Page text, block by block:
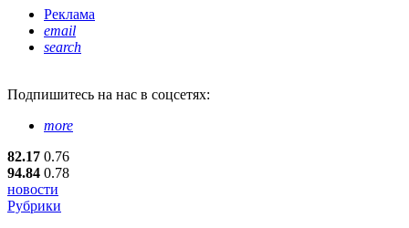
Реклама
email
search
Подпишитесь на нас в соцсетях:
more
82.17 0.76
94.84 0.78
новости
Рубрики